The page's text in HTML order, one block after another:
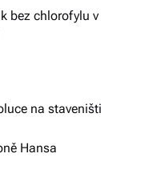
bez chlorofylu v
na staveništi
Hansa